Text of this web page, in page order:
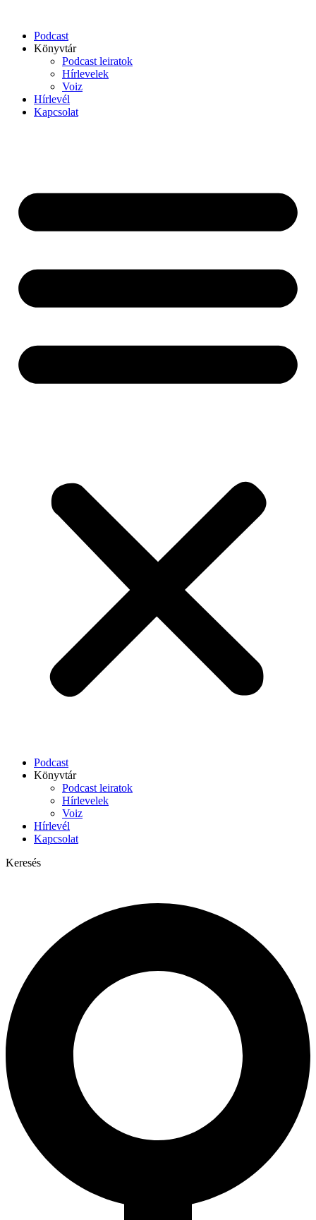
Podcast
Könyvtár
Podcast leiratok
Hírlevelek
Voiz
Hírlevél
Kapcsolat
Podcast
Könyvtár
Podcast leiratok
Hírlevelek
Voiz
Hírlevél
Kapcsolat
Keresés